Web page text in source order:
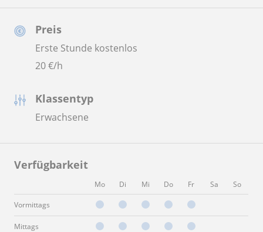
Preis
Erste Stunde kostenlos
20€/h
Klassentyp
Erwachsene
Verfügbarkeit
Mo Di Mi Do Fr Sa So
Vormittags
Mittags